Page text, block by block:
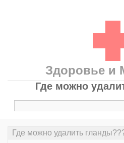
Здоровье и
Где можно
Где можно удалить